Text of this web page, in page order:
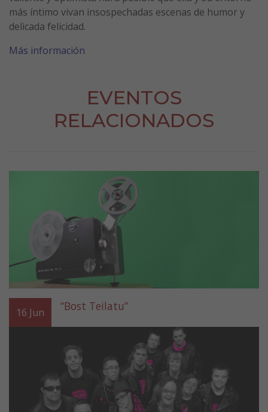
más íntimo vivan insospechadas escenas de humor y
delicada felicidad.
Más información
EVENTOS
RELACIONADOS
16 Jun “Bost Teilatu”